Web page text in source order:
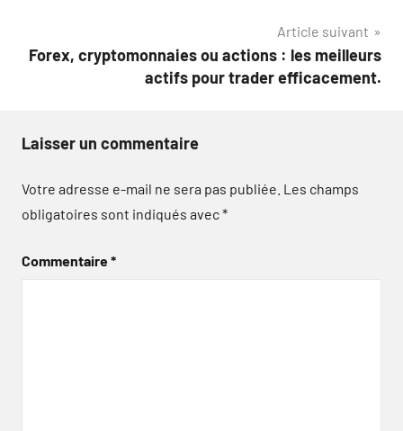
Article suivant
Forex, cryptomonnaies ou actions : les meilleurs
actifs pour trader efficacement.
Laisser un commentaire
Votre adresse e-mail ne sera pas publiée. Les champs
obligatoires sont indiqués avec*
Commentaire*